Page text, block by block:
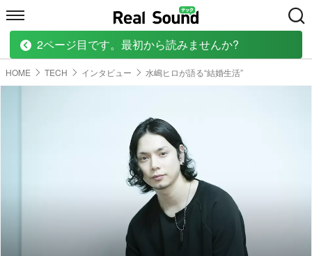
HOME MUSIC MOVIE TECH
HOME TECH インタビュー 水嶋ヒロが語る“結婚生活”
2ページ目です。最初から読みませんか?